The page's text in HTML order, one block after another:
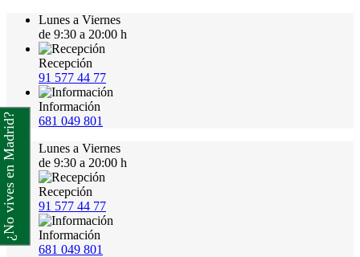
Lunes a Viernes
de 9:30 a 20:00 h
Recepción
91 577 44 77
Información
681 049 801
Lunes a Viernes
de 9:30 a 20:00 h
Recepción
91 577 44 77
Información
681 049 801
¿No vives en Madrid?